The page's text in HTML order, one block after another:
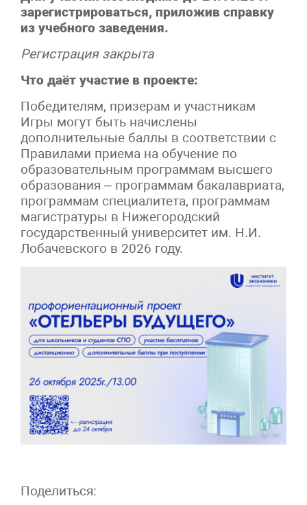
зарегистрироваться, приложив справку
из учебного заведения.
Регистрация закрыта
Что даёт участие в проекте:
Победителям, призерам и участникам
Игры могут быть начислены
дополнительные баллы в соответствии с
Правилами приема на обучение по
образовательным программам высшего
образования – программам бакалавриата,
программам специалитета, программам
магистратуры в Нижегородский
государственный университет им. Н.И.
Лобачевского в 2026 году.
Поделиться: